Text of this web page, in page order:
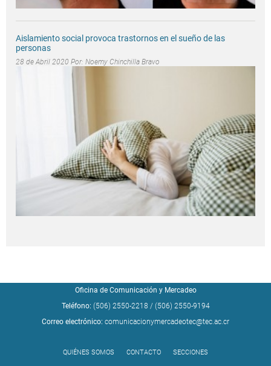
Aislamiento social provoca trastornos en el sueño de las
personas
28 de Abril 2020 Por: Noemy Chinchilla Bravo
Oficina de Comunicación y Mercadeo
Teléfono: (506) 2550-2218 / (506) 2550-9194
Correo electrónico: comunicacionymercadeotec@tec.ac.cr
QUIÉNES SOMOS CONTACTO SECCIONES